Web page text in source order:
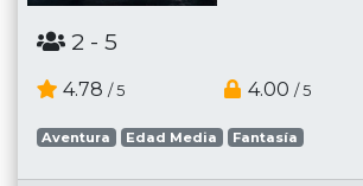
2 - 5
4.78 / 5 4.00 / 5
Aventura Edad Media Fantasía